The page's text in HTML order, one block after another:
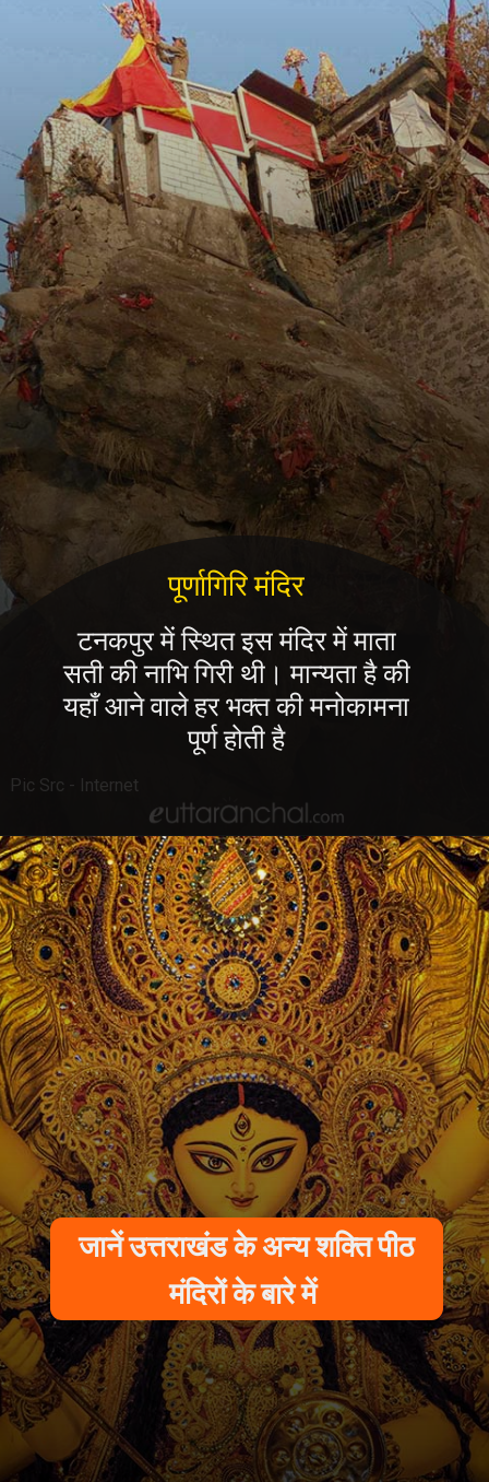
पूर्णागिरि मंदिर
Pic Src - Internet
टनकपुर में स्थित इस मंदिर में माता
सती की नाभि गिरी थी। मान्यता है की
यहाँ आने वाले हर भक्त की मनोकामना
पूर्ण होती है
जानें उत्तराखंड के अन्य शक्ति पीठ
मंदिरों के बारे में